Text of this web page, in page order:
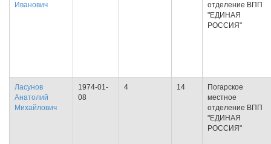
Иванович
отделение ВПП
"ЕДИНАЯ
РОССИЯ"
Ласунов
Анатолий
Михайлович
1974-01-
08
4 14
Погарское
местное
отделение ВПП
"ЕДИНАЯ
РОССИЯ"